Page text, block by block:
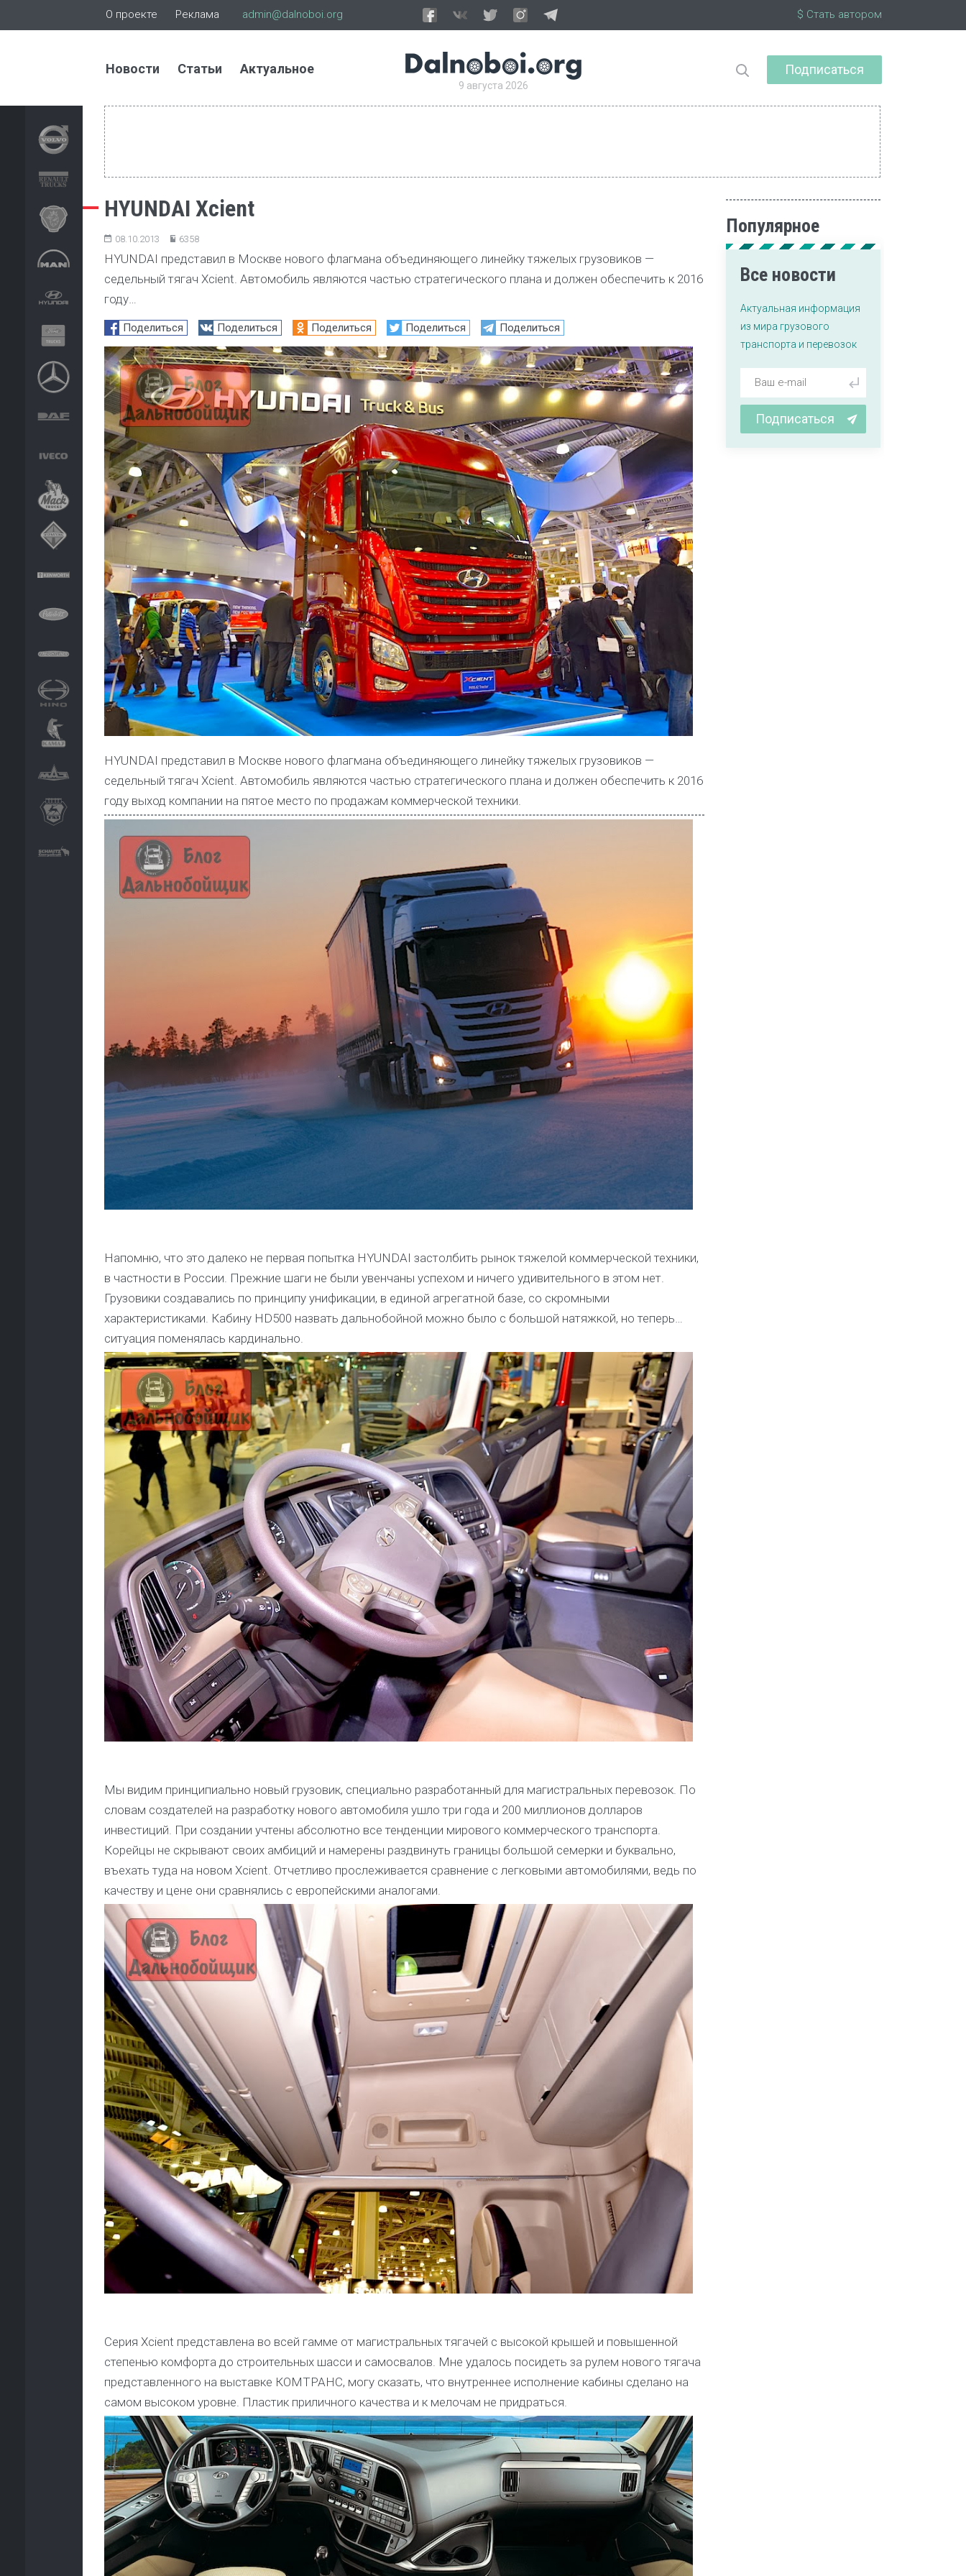
О проекте Реклама admin@dalnoboi.org $ Стать автором
Новости Статьи Актуальное
9 августа 2026
Подписаться
HYUNDAI Xcient
08.10.2013 6358
HYUNDAI представил в Москве нового флагмана объединяющего линейку тяжелых грузовиков —
седельный тягач Xcient. Автомобиль являются частью стратегического плана и должен обеспечить к 2016
году…
Поделиться Поделиться Поделиться Поделиться Поделиться
HYUNDAI представил в Москве нового флагмана объединяющего линейку тяжелых грузовиков —
седельный тягач Xcient. Автомобиль являются частью стратегического плана и должен обеспечить к 2016
году выход компании на пятое место по продажам коммерческой техники.
Напомню, что это далеко не первая попытка HYUNDAI застолбить рынок тяжелой коммерческой техники,
в частности в России. Прежние шаги не были увенчаны успехом и ничего удивительного в этом нет.
Грузовики создавались по принципу унификации, в единой агрегатной базе, со скромными
характеристиками. Кабину HD500 назвать дальнобойной можно было с большой натяжкой, но теперь…
ситуация поменялась кардинально.
Мы видим принципиально новый грузовик, специально разработанный для магистральных перевозок. По
словам создателей на разработку нового автомобиля ушло три года и 200 миллионов долларов
инвестиций. При создании учтены абсолютно все тенденции мирового коммерческого транспорта.
Корейцы не скрывают своих амбиций и намерены раздвинуть границы большой семерки и буквально,
въехать туда на новом Xcient. Отчетливо прослеживается сравнение с легковыми автомобилями, ведь по
качеству и цене они сравнялись с европейскими аналогами.
Серия Xcient представлена во всей гамме от магистральных тягачей с высокой крышей и повышенной
степенью комфорта до строительных шасси и самосвалов. Мне удалось посидеть за рулем нового тягача
представленного на выставке КОМТРАНС, могу сказать, что внутреннее исполнение кабины сделано на
самом высоком уровне. Пластик приличного качества и к мелочам не придраться.
Популярное
Все новости
Актуальная информация
из мира грузового
транспорта и перевозок
Подписаться